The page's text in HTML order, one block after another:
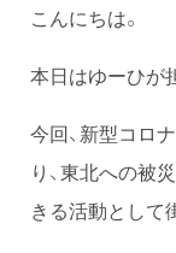
こんにちは。
本日はゆーひが
今回、新型コロ
り、東北への被
きる活動として